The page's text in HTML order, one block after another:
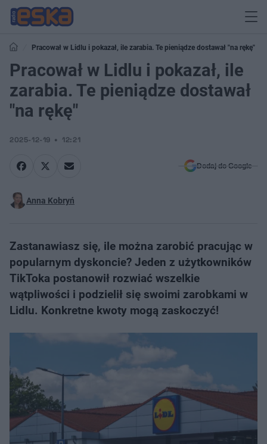
Pracował w Lidlu i pokazał, ile zarabia. Te pieniądze dostawał "na rękę"
Pracował w Lidlu i pokazał, ile
zarabia. Te pieniądze dostawał
"na rękę"
2025-12-19 12:21
Dodaj do Google
Anna Kobryń
Zastanawiasz się, ile można zarobić pracując w
popularnym dyskoncie? Jeden z użytkowników
TikToka postanowił rozwiać wszelkie
wątpliwości i podzielił się swoimi zarobkami w
Lidlu. Konkretne kwoty mogą zaskoczyć!